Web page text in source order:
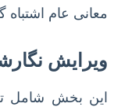
معانی عام اشتباه
ویرایش
این بخش شامل